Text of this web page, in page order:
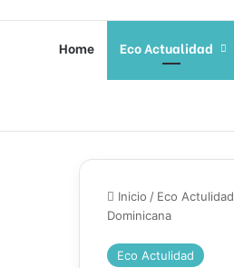
Home Eco Actualidad
Inicio / Eco Actulidad
Dominicana
Eco Actulidad